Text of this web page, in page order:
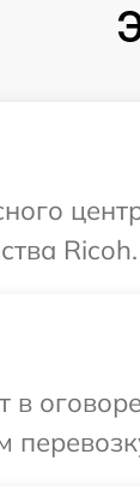
Ricoh.
в